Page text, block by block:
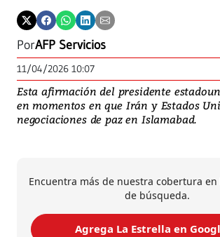
PorAFP Servicios
11/04/2026 10:07
Esta afirmación del presidente
en momentos en que Irán y Estados
negociaciones de paz en Islamabad.
Encuentra más de nuestra cobertura
de búsqueda.
Agrega La Estrella en